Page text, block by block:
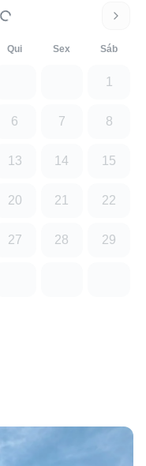
Qui Sex Sáb
1
6 7 8
13 14 15
20 21 22
27 28 29